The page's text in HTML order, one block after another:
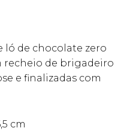
ló de chocolate zero
recheio de brigadeiro
e finalizadas com
cm